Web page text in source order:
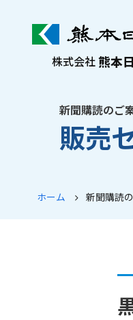
株式会社熊本
新聞購読のご
販売
ホーム 新聞購読